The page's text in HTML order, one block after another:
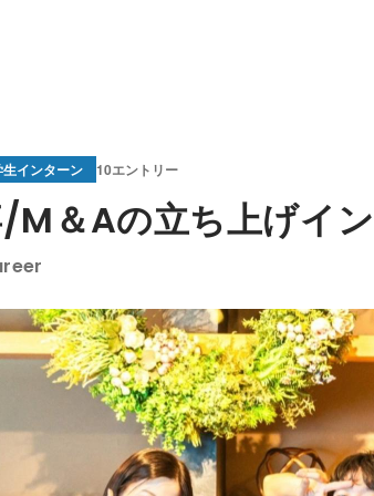
生インターン 10エントリー
M＆Aの立ち上げイ